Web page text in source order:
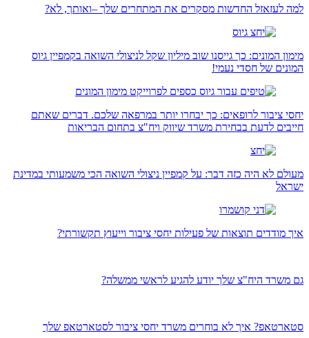
למה לעזאזל החדשות מסקרים את המתחרים שלך –ואותך, לא?
מימון המונים: כך גייסנו שוב מיליון שקל לניצולי השואה בקמפיין גיוס
המונים של חסדי נעמי!
יחסי ציבור לרופאים: כך יבחרו יותר במרפאה שלכם. דברים שאתם
חייבים לדעת בבחירת משרד שיווק ויח"צ בתחום הבריאות
מעולם לא היה כזה דבר: על קמפיין ניצולי השואה הכי משמעותי במדינת
ישראל
איך מודדים תוצאות של פעילות יחסי ציבור וייעוץ תקשורתי?
גם משרד היח"צ שלך יודע להגיע לראשי ממשלה?
סטארטאפ? איך לא בוחרים משרד יחסי ציבור לסטארטאפ שלך